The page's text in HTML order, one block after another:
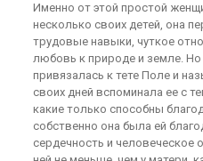
Именно от этой простой
несколько своих детей, она
трудовые навыки, чуткое
любовь к природе и земле. Но
привязалась к тете Поле и
своих дней вспоминала ее с
какие только способны
собственно она была ей
сердечность и человеческое